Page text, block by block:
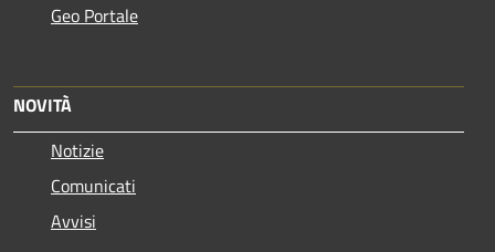
Geo Portale
NOVITÀ
Notizie
Comunicati
Avvisi